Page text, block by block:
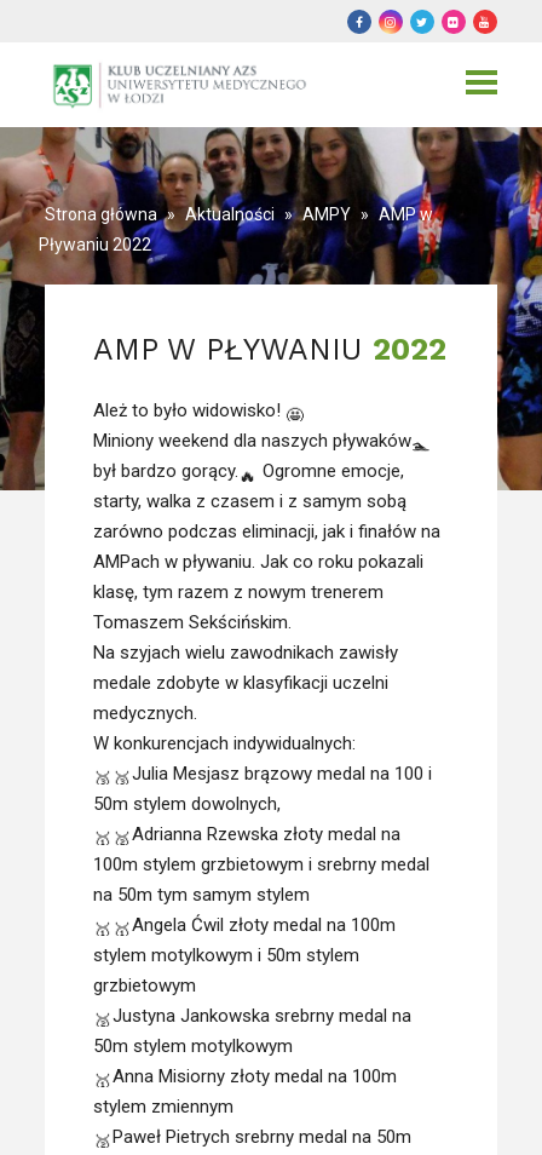
Toggle
Strona główna » Aktualności » AMPY » AMP w
Pływaniu 2022
AMP W PŁYWANIU 2022
Ależ to było widowisko!
Miniony weekend dla naszych pływaków
był bardzo gorący.
Ogromne emocje,
starty, walka z czasem i z samym sobą
zarówno podczas eliminacji, jak i finałów na
AMPach w pływaniu. Jak co roku pokazali
klasę, tym razem z nowym trenerem
Tomaszem Sekścińskim.
Na szyjach wielu zawodnikach zawisły
medale zdobyte w klasyfikacji uczelni
medycznych.
W konkurencjach indywidualnych:
Julia Mesjasz brązowy medal na 100 i
50m stylem dowolnych,
Adrianna Rzewska złoty medal na
100m stylem grzbietowym i srebrny medal
na 50m tym samym stylem
Angela Ćwil złoty medal na 100m
stylem motylkowym i 50m stylem
grzbietowym
Justyna Jankowska srebrny medal na
50m stylem motylkowym
Anna Misiorny złoty medal na 100m
stylem zmiennym
Paweł Pietrych srebrny medal na 50m